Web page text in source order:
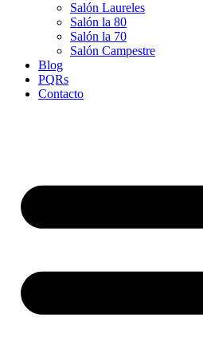
Salón Laureles
Salón la 80
Salón la 70
Salón Campestre
Blog
PQRs
Contacto